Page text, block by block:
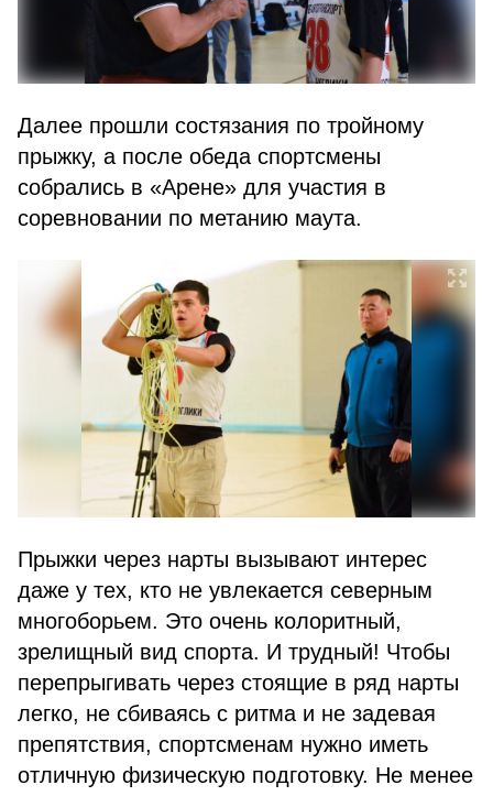
Далее прошли состязания по тройному
прыжку, а после обеда спортсмены
собрались в «Арене» для участия в
соревновании по метанию маута.
Прыжки через нарты вызывают интерес
даже у тех, кто не увлекается северным
многоборьем. Это очень колоритный,
зрелищный вид спорта. И трудный! Чтобы
перепрыгивать через стоящие в ряд нарты
легко, не сбиваясь с ритма и не задевая
препятствия, спортсменам нужно иметь
отличную физическую подготовку. Не менее